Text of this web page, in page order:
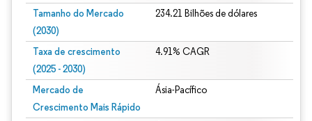
Tamanho do Mercado
(2030)
234.21 Bilhões de dólares
Taxa de crescimento
(2025 - 2030)
4.91% CAGR
Mercado de
Crescimento Mais Rápido
Ásia-Pacífico